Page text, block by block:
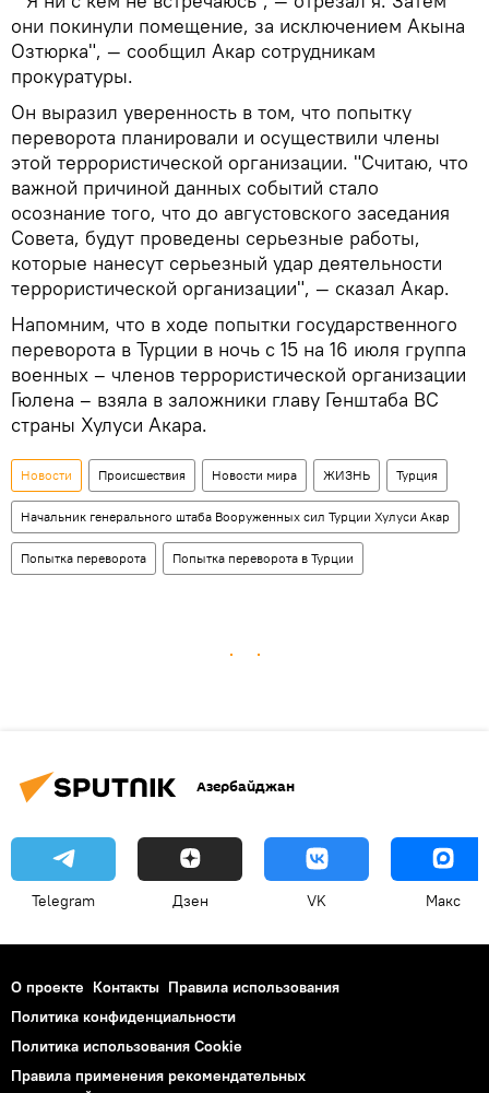
они покинули помещение, за исключением Акына
Озтюрка", — сообщил Акар сотрудникам
прокуратуры.
Он выразил уверенность в том, что попытку
переворота планировали и осуществили члены
этой террористической организации. "Считаю, что
важной причиной данных событий стало
осознание того, что до августовского заседания
Совета, будут проведены серьезные работы,
которые нанесут серьезный удар деятельности
террористической организации", — сказал Акар.
Напомним, что в ходе попытки государственного
переворота в Турции в ночь с 15 на 16 июля группа
военных – членов террористической организации
Гюлена – взяла в заложники главу Генштаба ВС
страны Хулуси Акара.
Новости Происшествия Новости мира ЖИЗНЬ Турция
Начальник генерального штаба Вооруженных сил Турции Хулуси Акар
Попытка переворота Попытка переворота в Турции
Азербайджан
Telegram Дзен VK Макс
О проекте Контакты Правила использования
Политика конфиденциальности
Политика использования Cookie
Правила применения рекомендательных